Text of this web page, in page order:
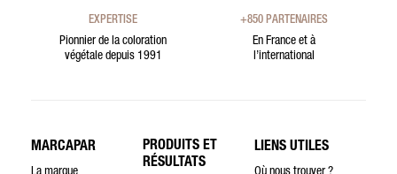
EXPERTISE
Pionnier de la coloration
végétale depuis 1991
+850 PARTENAIRES
En France et à
l’international
MARCAPAR
PRODUITS ET
RÉSULTATS
LIENS UTILES